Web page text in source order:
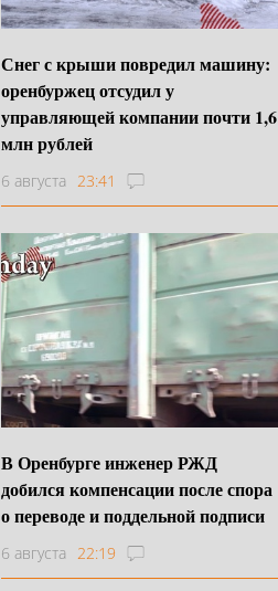
Снег с крыши повредил машину:
оренбуржец отсудил у
управляющей компании почти 1,6
млн рублей
6 августа 23:41
В Оренбурге инженер РЖД
добился компенсации после спора
о переводе и поддельной подписи
6 августа 22:19